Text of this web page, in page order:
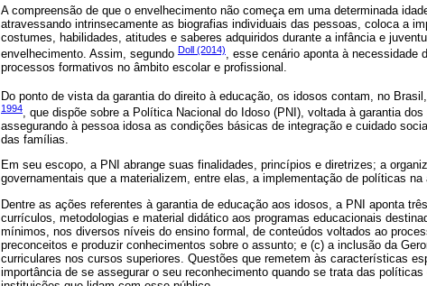
A compreensão de que o envelhecimento não começa em uma determinada
atravessando intrinsecamente as biografias individuais das pessoas, coloca a
costumes, habilidades, atitudes e saberes adquiridos durante a infância e
envelhecimento. Assim, segundo Doll (2014), esse cenário aponta à necessidade
processos formativos no âmbito escolar e profissional.
Do ponto de vista da garantia do direito à educação, os idosos contam, no
1994, que dispõe sobre a Política Nacional do Idoso (PNI), voltada à garantia
assegurando à pessoa idosa as condições básicas de integração e cuidado
das famílias.
Em seu escopo, a PNI abrange suas finalidades, princípios e diretrizes; a
governamentais que a materializem, entre elas, a implementação de políticas na
Dentre as ações referentes à garantia de educação aos idosos, a PNI aponta
currículos, metodologias e material didático aos programas educacionais
mínimos, nos diversos níveis do ensino formal, de conteúdos voltados ao
preconceitos e produzir conhecimentos sobre o assunto; e (c) a inclusão da
curriculares nos cursos superiores. Questões que remetem às características
importância de se assegurar o seu reconhecimento quando se trata das